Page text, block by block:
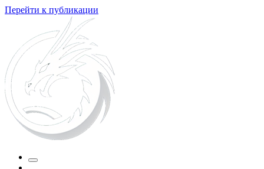
Перейти к публикации